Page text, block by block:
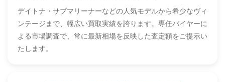
デイトナ・サブマリーナーなどの人気モデルから希少なヴィ
ンテージまで、幅広い買取実績を誇ります。専任バイヤーに
よる市場調査で、常に最新相場を反映した査定額をご提示い
たします。